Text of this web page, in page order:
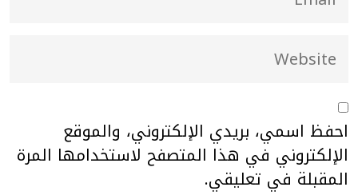
احفظ اسمي، بريدي الإلكتروني، والموقع
الإلكتروني في هذا المتصفح لاستخدامها المرة
المقبلة في تعليقي.